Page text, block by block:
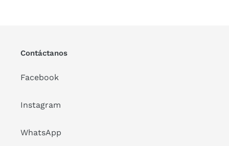
Contáctanos
Facebook
Instagram
WhatsApp